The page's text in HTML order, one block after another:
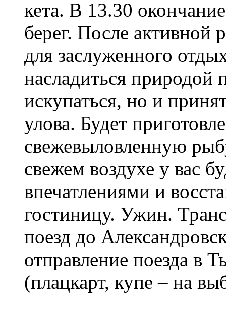
кета. В 13.30
берег. После активной
для заслуженного
насладиться природой
искупаться, но и
улова. Будет
свежевыловленную
свежем воздухе у вас
впечатлениями и
гостиницу. Ужин.
поезд до
отправление поезда в
(плацкарт, купе – на